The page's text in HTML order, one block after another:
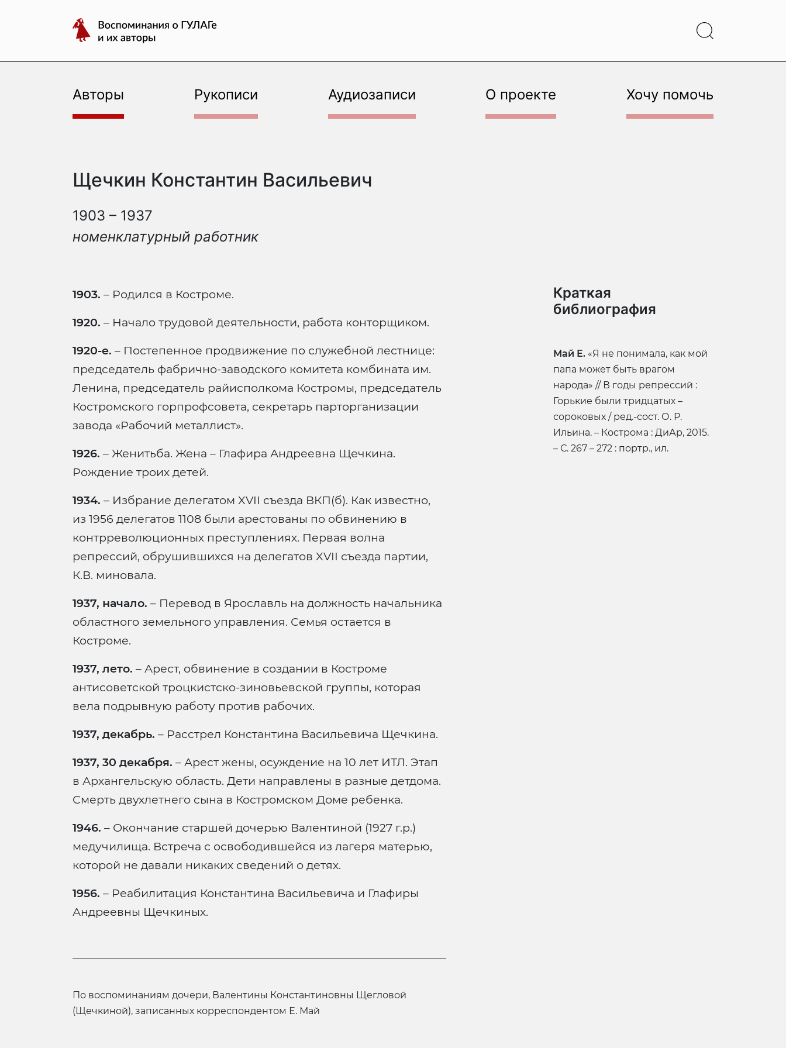
Воспоминания
о
и
авторы
Авторы Рукописи Аудиозаписи О проекте Хочу помочь
Щечкин Константин Васильевич
1903 – 1937
номенклатурный работник
1903. – Родился в Костроме.
1920. – Начало трудовой деятельности, работа конторщиком.
1920-е. – Постепенное продвижение по служебной лестнице:
председатель фабрично-заводского комитета комбината им.
Ленина, председатель райисполкома Костромы, председатель
Костромского горпрофсовета, секретарь парторганизации
завода «Рабочий металлист».
1926. – Женитьба. Жена – Глафира Андреевна Щечкина.
Рождение троих детей.
1934. – Избрание делегатом XVII съезда ВКП(б). Как известно,
из 1956 делегатов 1108 были арестованы по обвинению в
контрреволюционных преступлениях. Первая волна
репрессий, обрушившихся на делегатов XVII съезда партии,
К.В. миновала.
1937, начало. – Перевод в Ярославль на должность начальника
областного земельного управления. Семья остается в
Костроме.
1937, лето. – Арест, обвинение в создании в Костроме
антисоветской троцкистско-зиновьевской группы, которая
вела подрывную работу против рабочих.
1937, декабрь. – Расстрел Константина Васильевича Щечкина.
1937, 30 декабря. – Арест жены, осуждение на 10 лет ИТЛ. Этап
в Архангельскую область. Дети направлены в разные детдома.
Смерть двухлетнего сына в Костромском Доме ребенка.
1946. – Окончание старшей дочерью Валентиной (1927 г.р.)
медучилища. Встреча с освободившейся из лагеря матерью,
которой не давали никаких сведений о детях.
1956. – Реабилитация Константина Васильевича и Глафиры
Андреевны Щечкиных.
по воспоминаниям дочери, Валентины Константиновны Щегловой
(Щечкиной), записанных корреспондентом Е. Май
Краткая
библиография
Май Е. «Я не понимала, как мой
папа может быть врагом
народа» // В годы репрессий :
Горькие были тридцатых –
сороковых / ред.-сост. О. Р.
Ильина. – Кострома : ДиАр, 2015.
– С. 267 – 272 : портр., ил.